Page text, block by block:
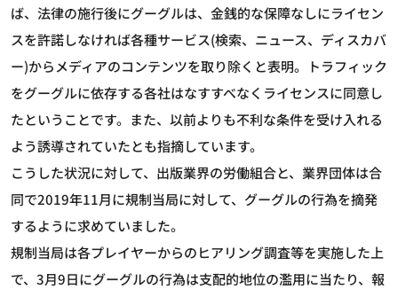
ば、法律の施行後にグーグルは、金銭的な保障なしにライセン
スを許諾しなければ各種サービス(検索、ニュース、ディスカバ
ー)からメディアのコンテンツを取り除くと表明。トラフィック
をグーグルに依存する各社はなすすべなくライセンスに同意し
たということです。また、以前よりも不利な条件を受け入れる
よう誘導されていたとも指摘しています。
こうした状況に対して、出版業界の労働組合と、業界団体は合
同で2019年11月に規制当局に対して、グーグルの行為を摘発
するように求めていました。
規制当局は各プレイヤーからのヒアリング調査等を実施した上
で、3月9日にグーグルの行為は支配的地位の濫用に当たり、報